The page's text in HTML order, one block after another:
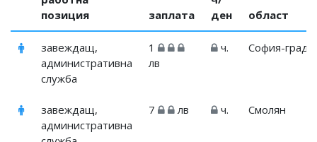
позиция
заплата
ден
област
завеждащ,
административна
служба
1
лв
ч. София-град
завеждащ,
административна
7 лв ч. Смолян